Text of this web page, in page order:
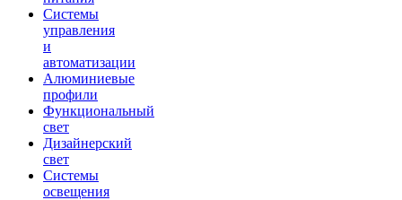
Системы
управления
и
автоматизации
Алюминиевые
профили
Функциональный
свет
Дизайнерский
свет
Системы
освещения